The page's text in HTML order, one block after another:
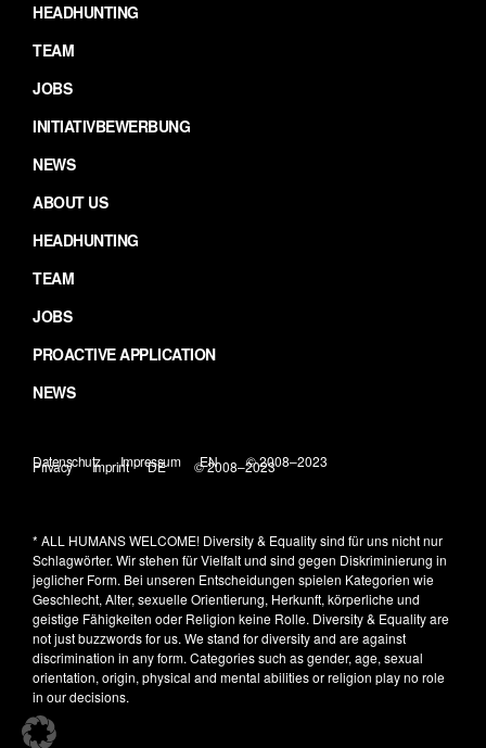
HEADHUNTING
TEAM
JOBS
INITIATIVBEWERBUNG
NEWS
ABOUT US
HEADHUNTING
TEAM
JOBS
PROACTIVE APPLICATION
NEWS
Datenschutz Impressum EN © 2008–2023
Privacy Imprint DE © 2008–2023
* ALL HUMANS WELCOME! Diversity & Equality sind für uns nicht nur
Schlagwörter. Wir stehen für Vielfalt und sind gegen Diskriminierung in
jeglicher Form. Bei unseren Entscheidungen spielen Kategorien wie
Geschlecht, Alter, sexuelle Orientierung, Herkunft, körperliche und
geistige Fähigkeiten oder Religion keine Rolle. Diversity & Equality are
not just buzzwords for us. We stand for diversity and are against
discrimination in any form. Categories such as gender, age, sexual
orientation, origin, physical and mental abilities or religion play no role
in our decisions.